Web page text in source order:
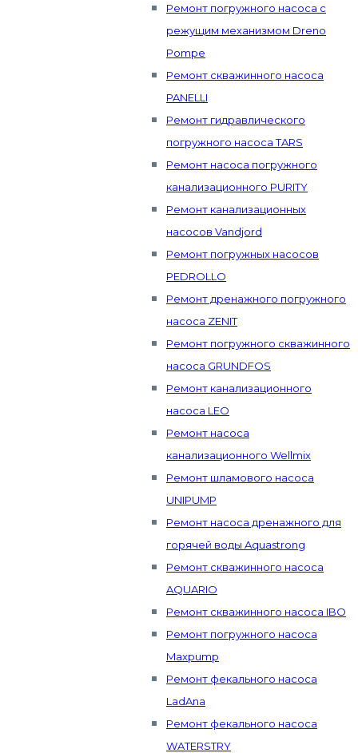
Ремонт погружного насоса с
режущим механизмом Dreno
Pompe
Ремонт скважинного насоса
PANELLI
Ремонт гидравлического
погружного насоса TARS
Ремонт насоса погружного
канализационного PURITY
Ремонт канализационных
насосов Vandjord
Ремонт погружных насосов
PEDROLLO
Ремонт дренажного погружного
насоса ZENIT
Ремонт погружного скважинного
насоса GRUNDFOS
Ремонт канализационного
насоса LEO
Ремонт насоса
канализационного Wellmix
Ремонт шламового насоса
UNIPUMP
Ремонт насоса дренажного для
горячей воды Aquastrong
Ремонт скважинного насоса
AQUARIO
Ремонт скважинного насоса IBO
Ремонт погружного насоса
Maxpump
Ремонт фекального насоса
LadAna
Ремонт фекального насоса
WATERSTRY